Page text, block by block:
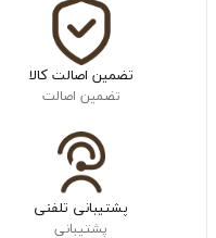
تضمین اصالت کالا
تضمین اصالت
پشتیبانی تلفنی
پشتیبانی